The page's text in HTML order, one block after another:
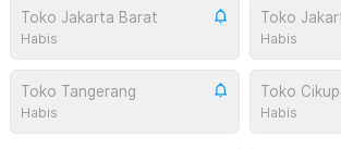
Toko Jakarta Barat
Habis
Toko
Habis
Toko Tangerang
Habis
Toko
Habis